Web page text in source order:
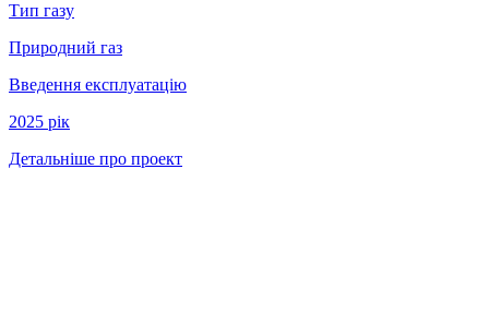
Тип газу
Природний газ
Введення експлуатацію
2025 рік
Детальніше про проект